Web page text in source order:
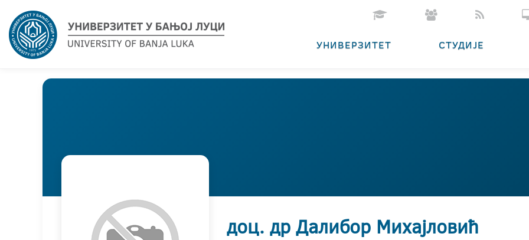
УНИВЕРЗИТЕТ СТУДИЈЕ
доц. др Далибор Михајловић